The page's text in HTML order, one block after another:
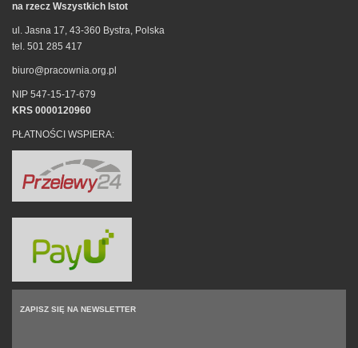
na rzecz Wszystkich Istot
ul. Jasna 17, 43-360 Bystra, Polska
tel. 501 285 417
biuro@pracownia.org.pl
NIP 547-15-17-679
KRS 0000120960
PŁATNOŚCI WSPIERA:
ZAPISZ SIĘ NA NEWSLETTER